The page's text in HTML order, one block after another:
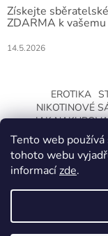
Tento web
tohoto webu
informacízde.
Získejte
ZDARMA k
14.5.2026
EROTIKA
NIKOTINOVÉ
JAK